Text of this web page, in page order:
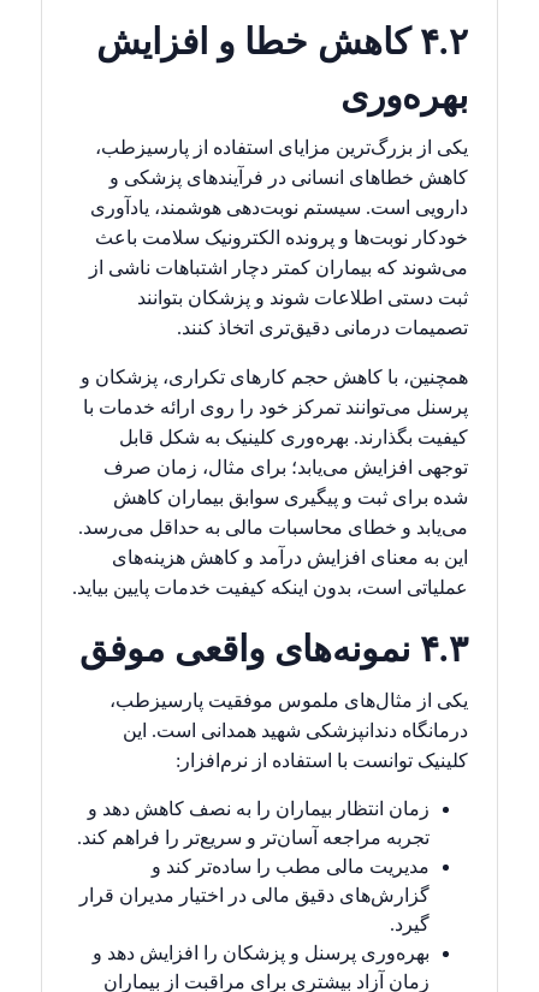
۴.۲ کاهش خطا و افزایش
بهره‌وری
یکی از بزرگ‌ترین مزایای استفاده از پارسیزطب،
کاهش خطاهای انسانی در فرآیندهای پزشکی و
دارویی است. سیستم نوبت‌دهی هوشمند، یادآوری
خودکار نوبت‌ها و پرونده الکترونیک سلامت باعث
می‌شوند که بیماران کمتر دچار اشتباهات ناشی از
ثبت دستی اطلاعات شوند و پزشکان بتوانند
تصمیمات درمانی دقیق‌تری اتخاذ کنند.
همچنین، با کاهش حجم کارهای تکراری، پزشکان و
پرسنل می‌توانند تمرکز خود را روی ارائه خدمات با
کیفیت بگذارند. بهره‌وری کلینیک به شکل قابل
توجهی افزایش می‌یابد؛ برای مثال، زمان صرف
شده برای ثبت و پیگیری سوابق بیماران کاهش
می‌یابد و خطای محاسبات مالی به حداقل می‌رسد.
این به معنای افزایش درآمد و کاهش هزینه‌های
عملیاتی است، بدون اینکه کیفیت خدمات پایین بیاید.
۴.۳ نمونه‌های واقعی موفق
یکی از مثال‌های ملموس موفقیت پارسیزطب،
درمانگاه دندانپزشکی شهید همدانی است. این
کلینیک توانست با استفاده از نرم‌افزار:
زمان انتظار بیماران را به نصف کاهش دهد و
تجربه مراجعه آسان‌تر و سریع‌تر را فراهم کند.
مدیریت مالی مطب را ساده‌تر کند و
گزارش‌های دقیق مالی در اختیار مدیران قرار
گیرد.
بهره‌وری پرسنل و پزشکان را افزایش دهد و
زمان آزاد بیشتری برای مراقبت از بیماران